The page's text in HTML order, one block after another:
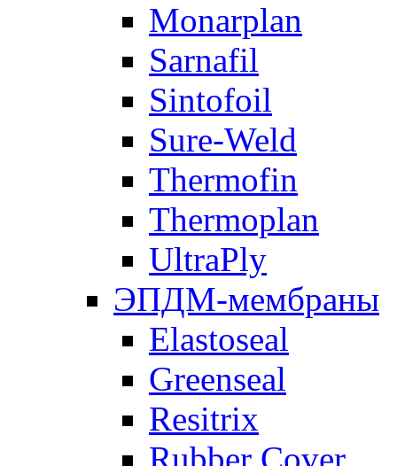
Monarplan
Sarnafil
Sintofoil
Sure-Weld
Thermofin
Thermoplan
UltraPly
ЭПДМ-мембраны
Elastoseal
Greenseal
Resitrix
Rubber Cover